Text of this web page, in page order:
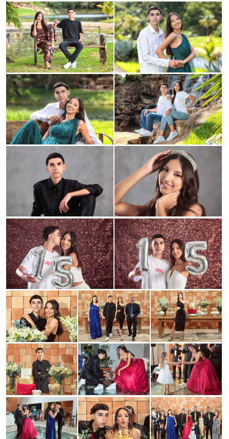
Guardar Guardar
Guardar Guardar
Guardar
Guardar Guardar
Guardar Guardar Guardar
Guardar Guardar Guardar
Guardar Guardar Guardar